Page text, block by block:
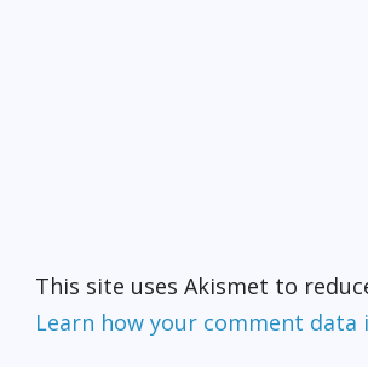
This site uses Akismet to
Learn how your comment data